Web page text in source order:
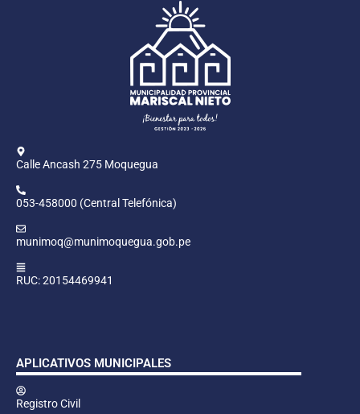
Calle Ancash 275 Moquegua
053-458000 (Central Telefónica)
munimoq@munimoquegua.gob.pe
RUC: 20154469941
APLICATIVOS MUNICIPALES
Registro Civil